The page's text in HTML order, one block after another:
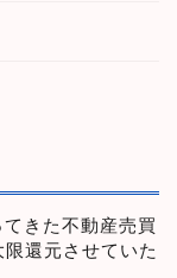
きた不動産売買
還元させていた